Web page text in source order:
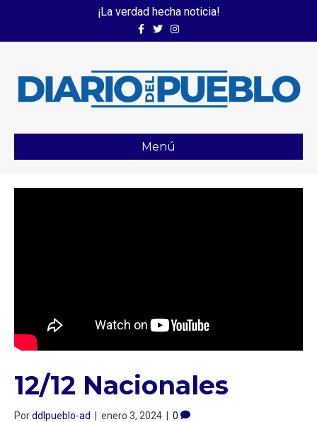
¡La verdad hecha noticia!
FacebookTwitterInstagram
Menú
12/12 Nacionales
Porddlpueblo-ad enero 3, 2024 0